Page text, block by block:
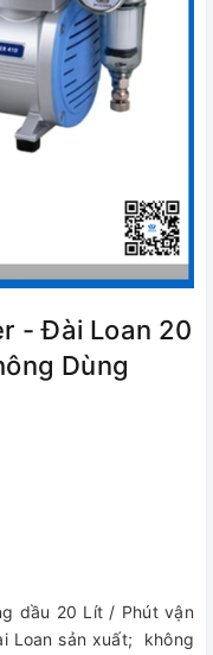
- Đài Loan 20
Dùng
dầu 20 Lít / Phút vận
Loan sản xuất; không